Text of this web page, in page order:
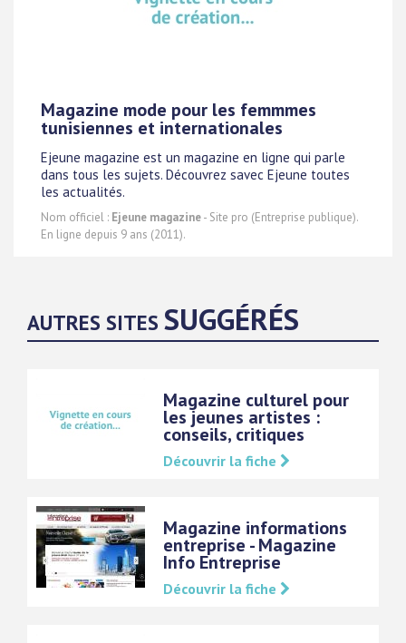
Magazine mode pour les femmmes
tunisiennes et internationales
Ejeune magazine est un magazine en ligne qui parle
dans tous les sujets. Découvrez savec Ejeune toutes
les actualités.
Nom officiel : Ejeune magazine- Site pro (Entreprise publique).
En ligne depuis 9 ans (2011).
AUTRES SITES SUGGÉRÉS
Magazine culturel pour
les jeunes artistes :
conseils, critiques
Découvrir la fiche
Magazine informations
entreprise - Magazine
Info Entreprise
Découvrir la fiche